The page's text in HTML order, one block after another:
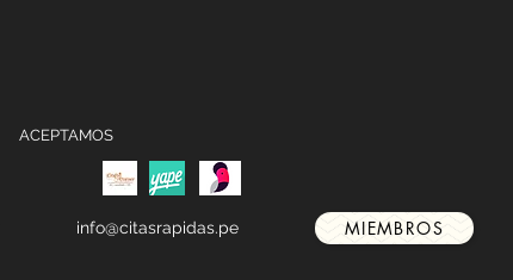
ACEPTAMOS
info@citasrapidas.pe MIEMBROS